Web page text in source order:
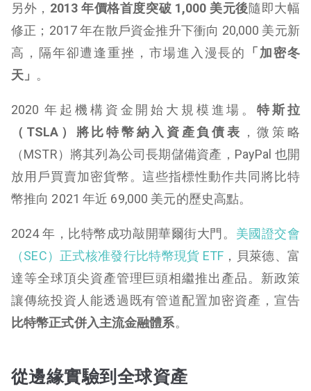
另外， 2013 年價格首度突破 1,000 美元後隨即大幅
修正；2017 年在散戶資金推升下衝向 20,000 美元新
高，隔年卻遭逢重挫，市場進入漫長的
「加密冬
天」 。
2020 年起機構資金開始大規模進場。特斯拉
（TSLA）將比特幣納入資產負債表 ，微策略
（MSTR）將其列為公司長期儲備資產，PayPal 也開
放用戶買賣加密貨幣。這些指標性動作共同將比特
幣推向 2021 年近 69,000 美元的歷史高點。
2024 年，比特幣成功敲開華爾街大門。 美國證交會
（SEC）正式核准發行比特幣現貨 ETF ，貝萊德、富
達等全球頂尖資產管理巨頭相繼推出產品。新政策
讓傳統投資人能透過既有管道配置加密資產，宣告
比特幣正式併入主流金融體系。
從邊緣實驗到全球資產